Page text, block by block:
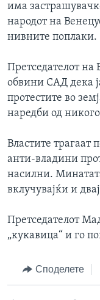
има
народот на
нивните поплаки.
Претседателот
обвини САД дека
протестите во
наредби од никого
Властите трагаат
анти-владини
насилни.
вклучувајќи и
Претседателот
„кукавица“ и го
Споделете